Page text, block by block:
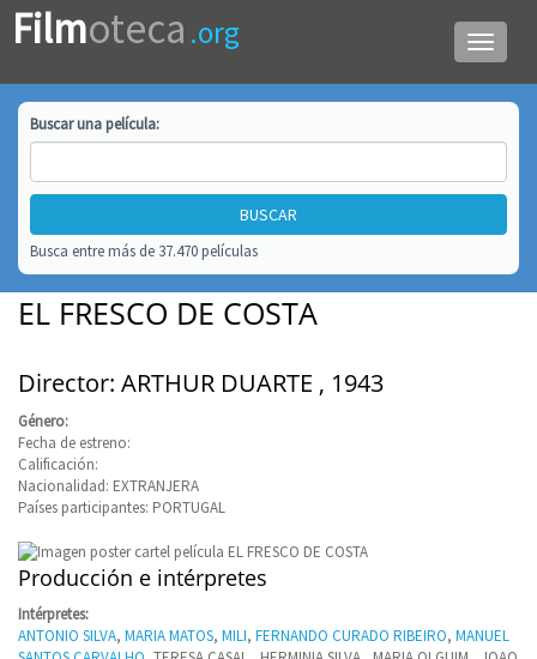
Menú
de
Filmoteca .org
Buscar unapelícula:
Busca entre más de 37.470 películas
EL FRESCO DE COSTA
Director: ARTHUR DUARTE , 1943
Género:
Fecha de estreno:
Calificación:
Nacionalidad: EXTRANJERA
Países participantes: PORTUGAL
Producción e intérpretes
Intérpretes:
ANTONIO SILVA, MARIA MATOS, MILI, FERNANDO CURADO RIBEIRO, MANUEL